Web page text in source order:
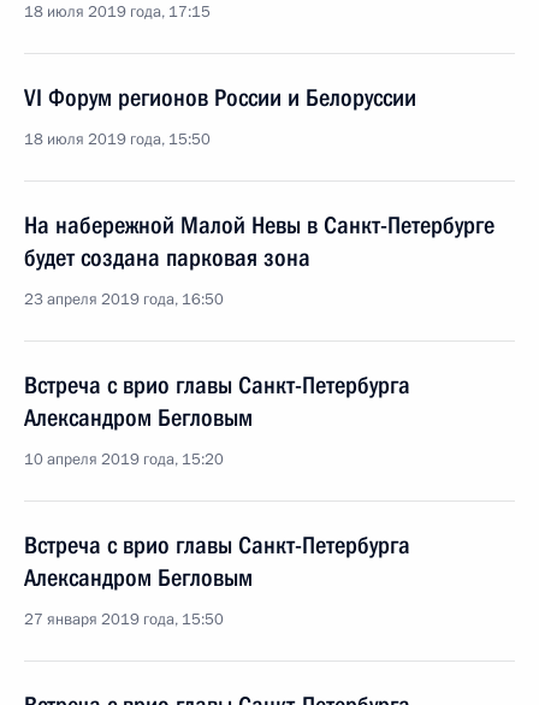
18 июля 2019 года, 17:15
VI Форум регионов России и Белоруссии
18 июля 2019 года, 15:50
На набережной Малой Невы в Санкт-Петербурге
будет создана парковая зона
23 апреля 2019 года, 16:50
Встреча с врио главы Санкт-Петербурга
Александром Бегловым
10 апреля 2019 года, 15:20
Встреча с врио главы Санкт-Петербурга
Александром Бегловым
27 января 2019 года, 15:50